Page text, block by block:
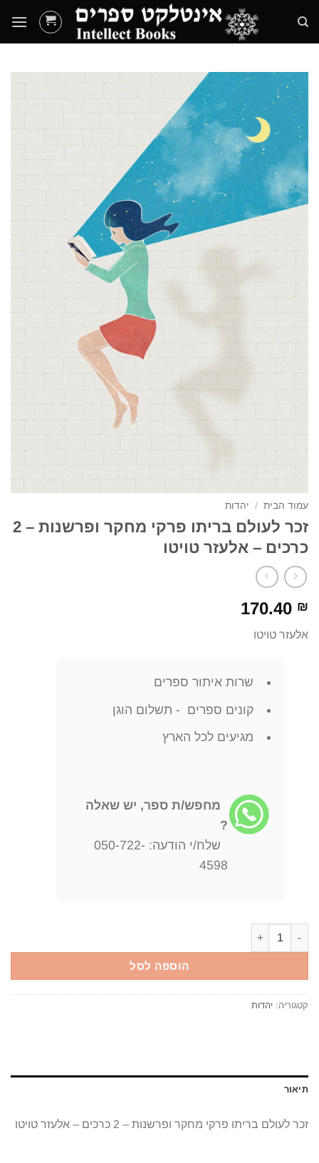
content
עמוד הבית / יהדות
זכר לעולם בריתו פרקי מחקר ופרשנות – 2
כרכים – אלעזר טויטו
170.40 ₪
אלעזר טויטו
שרות איתור ספרים
קונים ספרים - תשלום הוגן
מגיעים לכל הארץ
מחפש/ת ספר, יש שאלה
?
שלח/י הודעה: 050-722-
4598
הוספה לסל
קטגוריה: יהדות
תיאור
זכר לעולם בריתו פרקי מחקר ופרשנות – 2 כרכים – אלעזר טויטו